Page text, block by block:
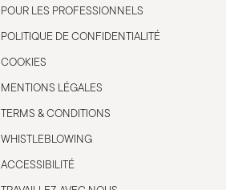
POUR LES PROFESSIONNELS
POLITIQUE DE CONFIDENTIALITÉ
COOKIES
MENTIONS LÉGALES
TERMS & CONDITIONS
WHISTLEBLOWING
ACCESSIBILITÉ